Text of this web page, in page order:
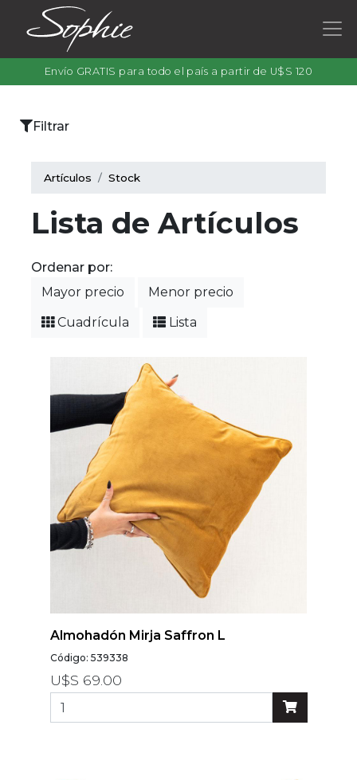
Envío GRATIS para todo el país a partir de U$S 120
×
Filtrar
color
Abstracto
Arabesco
Escoces Y
Cuadrille
Espiga
Flor
Infantiles
Liso
Lunares
Filtrar
Artículos Stock
Lista de Artículos
Ordenar por:
Mayor precio
Menor precio
Cuadrícula
Lista
Almohadón Mirja Saffron L
Código: 539338
U$S 69.00